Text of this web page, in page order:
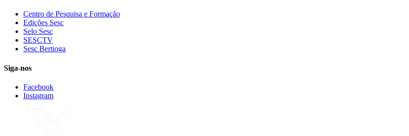
Centro de Pesquisa e Formação
Edições Sesc
Selo Sesc
SESCTV
Sesc Bertioga
Siga-nos
Facebook
Instagram